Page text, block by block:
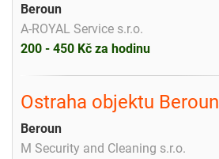
Beroun
A-ROYAL Service s.r.o.
200 - 450 Kč za hodinu
Ostraha objektu Beroun
Beroun
M Security and Cleaning s.r.o.